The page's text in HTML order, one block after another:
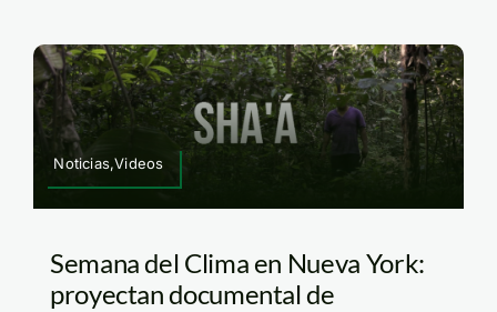
Noticias,Videos
Semana del Clima en Nueva York:
proyectan documental de